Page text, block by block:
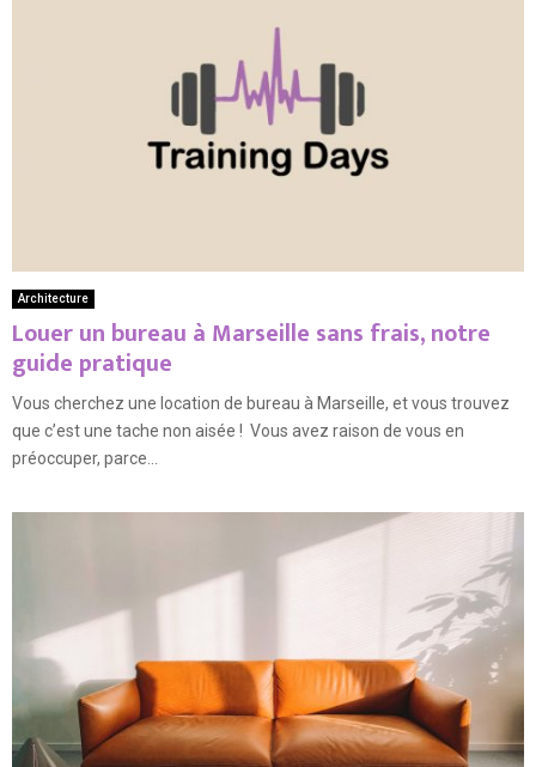
Architecture
Louer un bureau à Marseille sans frais, notre
guide pratique
Vous cherchez une location de bureau à Marseille, et vous trouvez
que c’est une tache non aisée ! Vous avez raison de vous en
préoccuper, parce...